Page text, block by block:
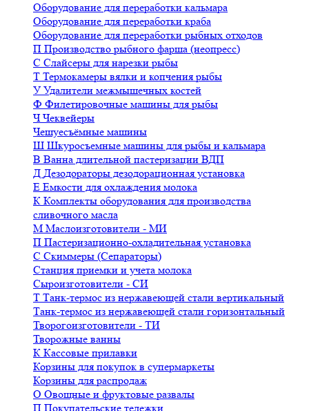
Оборудование для переработки кальмара
Оборудование для переработки краба
Оборудование для переработки рыбных отходов
П Производство рыбного фарша (неопресс)
С Слайсеры для нарезки рыбы
Т Термокамеры вялки и копчения рыбы
У Удалители межмышечных костей
Ф Филетировочные машины для рыбы
ЧЧеквейеры
Чешуесъёмные машины
Ш Шкуросъемные машины для рыбы и кальмара
В Ванна длительной пастеризации ВДП
Д Дезодораторы дезодорационная установка
Е Емкости для охлаждения молока
К Комплекты оборудования для производства
сливочного масла
М Маслоизготовители - МИ
П Пастеризационно-охладительная установка
С Скиммеры (Сепараторы)
Станция приемки и учета молока
Сыроизготовители - СИ
Т Танк-термос из нержавеющей стали вертикальный
Танк-термос из нержавеющей стали горизонтальный
Творогоизготовители - ТИ
Творожные ванны
К Кассовые прилавки
Корзины для покупок в супермаркеты
Корзины для распродаж
О Овощные и фруктовые развалы
П Покупательские тележки